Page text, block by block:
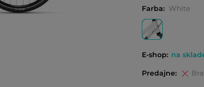
Farba: White
E-shop: na
Predajne: